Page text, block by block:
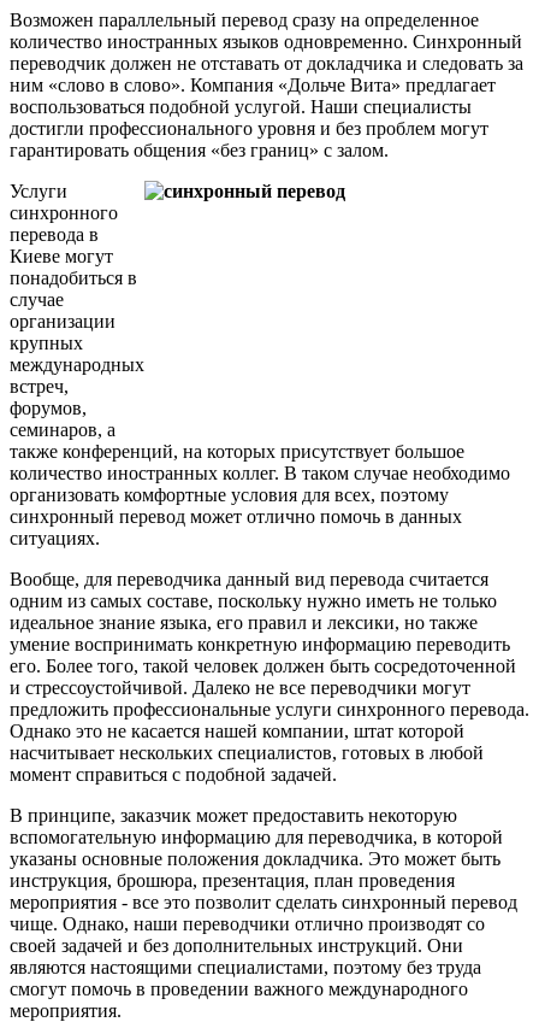
Возможен параллельный перевод сразу на определенное
количество иностранных языков одновременно. Синхронный
переводчик должен не отставать от докладчика и следовать за
ним «слово в слово». Компания «Дольче Вита» предлагает
воспользоваться подобной услугой. Наши специалисты
достигли профессионального уровня и без проблем могут
гарантировать общения «без границ» с залом.
Услуги
синхронного
перевода в
Киеве могут
понадобиться в
случае
организации
крупных
международных
встреч,
форумов,
семинаров, а
также конференций, на которых присутствует большое
количество иностранных коллег. В таком случае необходимо
организовать комфортные условия для всех, поэтому
синхронный перевод может отлично помочь в данных
ситуациях.
Вообще, для переводчика данный вид перевода считается
одним из самых составе, поскольку нужно иметь не только
идеальное знание языка, его правил и лексики, но также
умение воспринимать конкретную информацию переводить
его. Более того, такой человек должен быть сосредоточенной
и стрессоустойчивой. Далеко не все переводчики могут
предложить профессиональные услуги синхронного перевода.
Однако это не касается нашей компании, штат которой
насчитывает нескольких специалистов, готовых в любой
момент справиться с подобной задачей.
В принципе, заказчик может предоставить некоторую
вспомогательную информацию для переводчика, в которой
указаны основные положения докладчика. Это может быть
инструкция, брошюра, презентация, план проведения
мероприятия - все это позволит сделать синхронный перевод
чище. Однако, наши переводчики отлично производят со
своей задачей и без дополнительных инструкций. Они
являются настоящими специалистами, поэтому без труда
смогут помочь в проведении важного международного
мероприятия.